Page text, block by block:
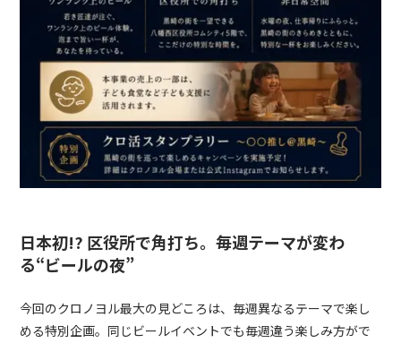
日本初!? 区役所で角打ち。毎週テーマが変わ
る“ビールの夜”
今回のクロノヨル最大の見どころは、毎週異なるテーマで楽し
める特別企画。同じビールイベントでも毎週違う楽しみ方がで